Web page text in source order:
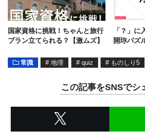
国家資格に挑戦！ちゃんと旅行
プラン立てられる？【激ムズ】
「？」
開珎パズ
常識 # 地理 # quiz # ものしり5
この記事をSNSでシ